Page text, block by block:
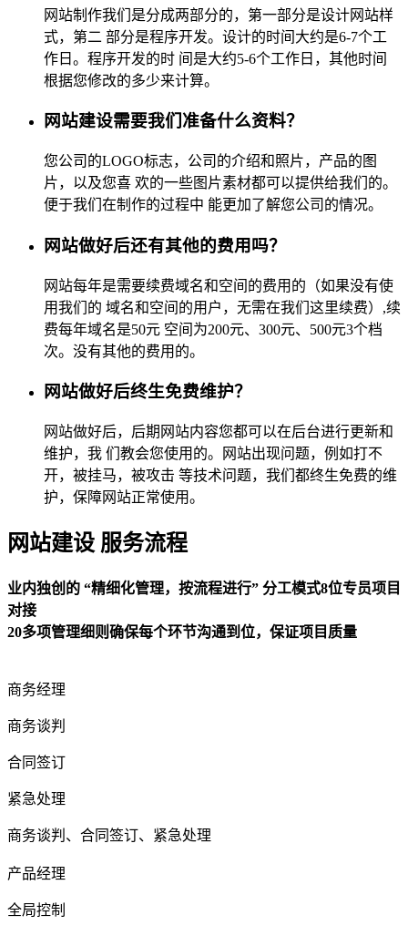
网站制作我们是分成两部分的，第一部分是设计网站样
式，第二 部分是程序开发。设计的时间大约是6-7个工
作日。程序开发的时 间是大约5-6个工作日，其他时间
根据您修改的多少来计算。
网站建设需要我们准备什么资料？
您公司的LOGO标志，公司的介绍和照片，产品的图
片，以及您喜 欢的一些图片素材都可以提供给我们的。
便于我们在制作的过程中 能更加了解您公司的情况。
网站做好后还有其他的费用吗？
网站每年是需要续费域名和空间的费用的（如果没有使
用我们的 域名和空间的用户，无需在我们这里续费）,续
费每年域名是50元 空间为200元、300元、500元3个档
次。没有其他的费用的。
网站做好后终生免费维护？
网站做好后，后期网站内容您都可以在后台进行更新和
维护，我 们教会您使用的。网站出现问题，例如打不
开，被挂马，被攻击 等技术问题，我们都终生免费的维
护，保障网站正常使用。
网站建设 服务流程
业内独创的 “精细化管理，按流程进行” 分工模式8位专员项目
对接
20多项管理细则确保每个环节沟通到位，保证项目质量
商务经理
商务谈判
合同签订
紧急处理
商务谈判、合同签订、紧急处理
产品经理
全局控制